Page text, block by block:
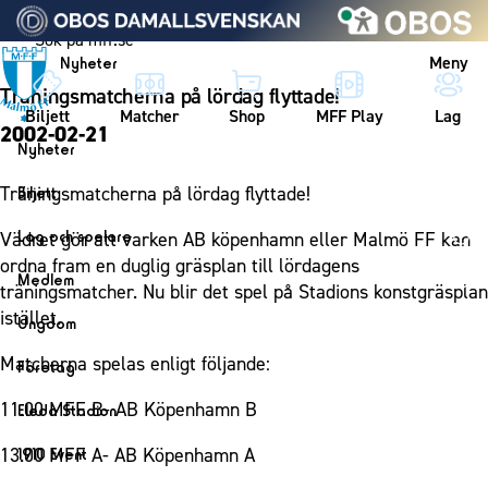
Vidare till innehållet
Nyheter Meny
Biljett Matcher Shop MFF Play Lag
Nyheter
Nyheter
Biljett
Biljett
Årskort herr
Årskort dam
Mitt MFF
Biljetter till bortamatcher
Biljettvillkor
Lag och spelare
Lag
Herrlaget
Spelare
Ledarstab
Damlaget
Spelare
Medlem
Medlemskap i Malmö FF
Ungdom
MFF Ungdom
Fotbollsskolan
Företag
Bli företagspartner
Eleda Stadion
Eleda Stadion
1910 Event
Träningsmatcherna på lördag flyttade!
2002-02-21
Träningsmatcherna på lördag flyttade!
Vädret gör att varken AB köpenhamn eller Malmö FF kan
ordna fram en duglig gräsplan till lördagens
träningsmatcher. Nu blir det spel på Stadions konstgräsplan
istället.
Matcherna spelas enligt följande:
11.00 MFF B- AB Köpenhamn B
13.00 MFF A- AB Köpenhamn A